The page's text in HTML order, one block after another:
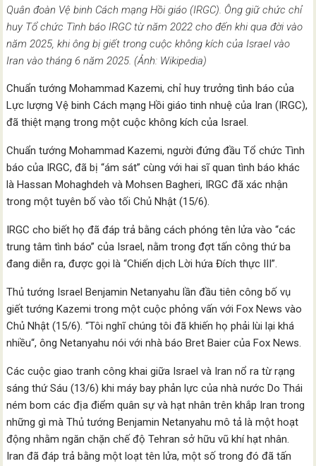
Quân đoàn Vệ binh Cách mạng Hồi giáo (IRGC). Ông giữ chức chỉ
huy Tổ chức Tình báo IRGC từ năm 2022 cho đến khi qua đời vào
năm 2025, khi ông bị giết trong cuộc không kích của Israel vào
Iran vào tháng 6 năm 2025. (Ảnh: Wikipedia)
Chuẩn tướng Mohammad Kazemi, chỉ huy trưởng tình báo của
Lực lượng Vệ binh Cách mạng Hồi giáo tinh nhuệ của Iran (IRGC),
đã thiệt mạng trong một cuộc không kích của Israel.
Chuẩn tướng Mohammad Kazemi, người đứng đầu Tổ chức Tình
báo của IRGC, đã bị “ám sát” cùng với hai sĩ quan tình báo khác
là Hassan Mohaghdeh và Mohsen Bagheri, IRGC đã xác nhận
trong một tuyên bố vào tối Chủ Nhật (15/6).
IRGC cho biết họ đã đáp trả bằng cách phóng tên lửa vào “các
trung tâm tình báo” của Israel, nằm trong đợt tấn công thứ ba
đang diễn ra, được gọi là “Chiến dịch Lời hứa Đích thực III”.
Thủ tướng Israel Benjamin Netanyahu lần đầu tiên công bố vụ
giết tướng Kazemi trong một cuộc phỏng vấn với Fox News vào
Chủ Nhật (15/6). “Tôi nghĩ chúng tôi đã khiến họ phải lùi lại khá
nhiều“, ông Netanyahu nói với nhà báo Bret Baier của Fox News.
Các cuộc giao tranh công khai giữa Israel và Iran nổ ra từ rạng
sáng thứ Sáu (13/6) khi máy bay phản lực của nhà nước Do Thái
ném bom các địa điểm quân sự và hạt nhân trên khắp Iran trong
những gì mà Thủ tướng Benjamin Netanyahu mô tả là một hoạt
động nhằm ngăn chặn chế độ Tehran sở hữu vũ khí hạt nhân.
Iran đã đáp trả bằng một loạt tên lửa, một số trong đó đã tấn